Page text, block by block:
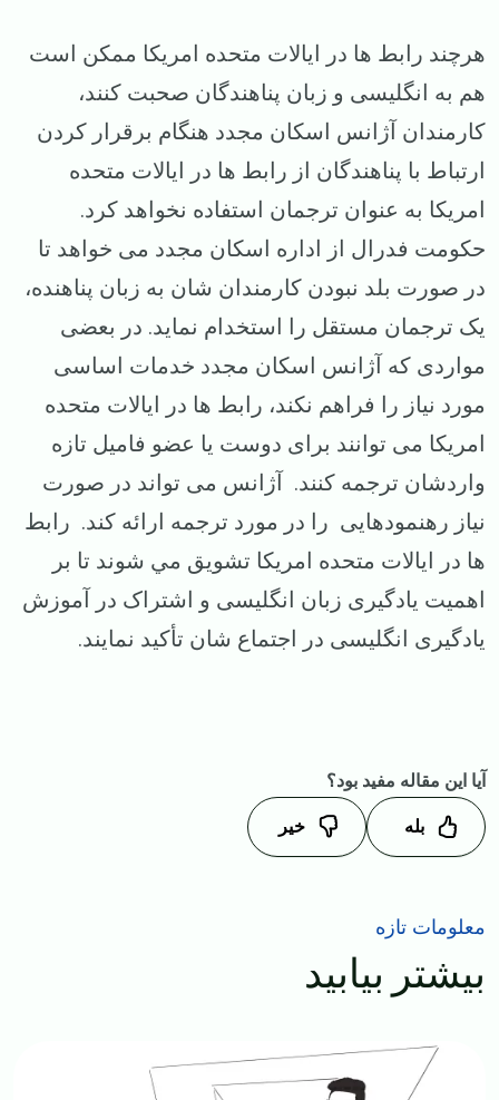
هرچند رابط ها در ایالات متحده امریکا ممکن است
هم به انگلیسی و زبان پناهندگان صحبت کنند،
کارمندان آژانس اسکان مجدد هنگام برقرار کردن
ارتباط با پناهندگان از رابط ها در ایالات متحده
امریکا به عنوان ترجمان استفاده نخواهد کرد.
حکومت فدرال از اداره اسکان مجدد می خواهد تا
در صورت بلد نبودن کارمندان شان به زبان پناهنده،
یک ترجمان مستقل را استخدام نماید. در بعضی
مواردی که آژانس اسکان مجدد خدمات اساسی
مورد نیاز را فراهم نکند، رابط ها در ایالات متحده
امریکا می توانند برای دوست یا عضو فامیل تازه
واردشان ترجمه کنند. آژانس می تواند در صورت
نیاز رهنمودهایی را در مورد ترجمه ارائه کند. رابط
ها در ایالات متحده امریکا تشويق مي شوند تا بر
اهمیت یادگیری زبان انگلیسی و اشتراک در آموزش
یادگیری انگلیسی در اجتماع شان تأکید نمایند.
آیا این مقاله مفید بود؟
بله
خیر
معلومات تازه
بیشتر بیابید
Image